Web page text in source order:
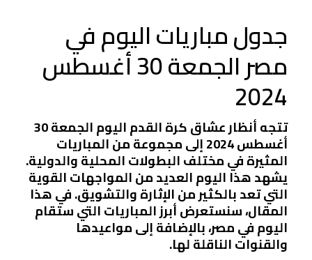
جدول مباريات اليوم في
مصر الجمعة 30 أغسطس
2024
تتجه أنظار عشاق كرة القدم اليوم الجمعة 30
أغسطس 2024 إلى مجموعة من المباريات
المثيرة في مختلف البطولات المحلية والدولية.
يشهد هذا اليوم العديد من المواجهات القوية
التي تعد بالكثير من الإثارة والتشويق. في هذا
المقال، سنستعرض أبرز المباريات التي ستقام
اليوم في مصر، بالإضافة إلى مواعيدها
والقنوات الناقلة لها.